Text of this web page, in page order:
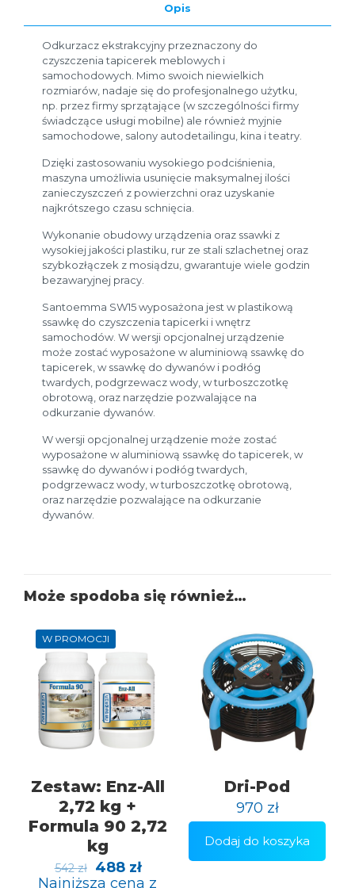
Opis
Odkurzacz ekstrakcyjny przeznaczony do
czyszczenia tapicerek meblowych i
samochodowych. Mimo swoich niewielkich
rozmiarów, nadaje się do profesjonalnego użytku,
np. przez firmy sprzątające (w szczególności firmy
świadczące usługi mobilne) ale również myjnie
samochodowe, salony autodetailingu, kina i teatry.
Dzięki zastosowaniu wysokiego podciśnienia,
maszyna umożliwia usunięcie maksymalnej ilości
zanieczyszczeń z powierzchni oraz uzyskanie
najkrótszego czasu schnięcia.
Wykonanie obudowy urządzenia oraz ssawki z
wysokiej jakości plastiku, rur ze stali szlachetnej oraz
szybkozłączek z mosiądzu, gwarantuje wiele godzin
bezawaryjnej pracy.
Santoemma SW15 wyposażona jest w plastikową
ssawkę do czyszczenia tapicerki i wnętrz
samochodów. W wersji opcjonalnej urządzenie
może zostać wyposażone w aluminiową ssawkę do
tapicerek, w ssawkę do dywanów i podłóg
twardych, podgrzewacz wody, w turboszczotkę
obrotową, oraz narzędzie pozwalające na
odkurzanie dywanów.
W wersji opcjonalnej urządzenie może zostać
wyposażone w aluminiową ssawkę do tapicerek, w
ssawkę do dywanów i podłóg twardych,
podgrzewacz wody, w turboszczotkę obrotową,
oraz narzędzie pozwalające na odkurzanie
dywanów.
Może spodoba się również…
W PROMOCJI
Zestaw: Enz-All
2,72 kg +
Formula 90 2,72
kg
542zł
Pierwotna
cena
488 złAktualna
cena
Najniższa cena z
Dri-Pod
970 zł
Dodaj do koszyka